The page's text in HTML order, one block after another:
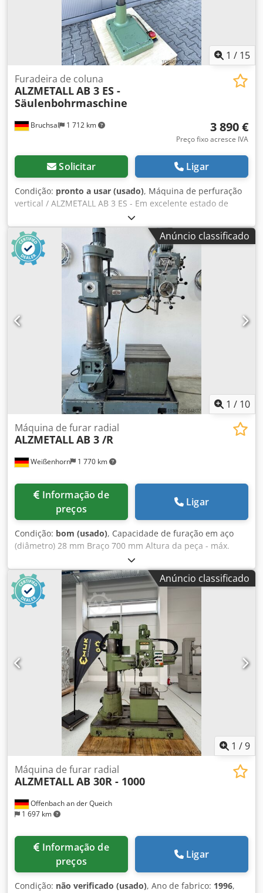
1 / 15
Bruchsal 1 712 km
Furadeira de coluna
ALZMETALLAB 3 ES -
Säulenbohrmaschine
3 890 €
Preço fixo acresce IVA
Solicitar Ligar
Condição: pronto a usar (usado), Máquina de perfuração
vertical / ALZMETALL AB 3 ES - Em excelente estado de
conservação, estado original - Capacidade de perfuração /
aço máx. 35 mm - Alcance aprox. 280 mm - Dimensões da
mesa aprox. 600x470 mm - Curso de perfuração aprox. 180
mm - Cone Morse MK 3 - Regulação de velocidade
contínua - Faixa de velocidade 65 - 1750 rpm - Batente de
profundidade de perfuração - Dispositivo de proteção do
eixo - Paragem de emergência - Interruptor de pedal -
Indicador analógico de velocidade - Mandril de perfuração
- Documentação Dwsdpfx Agjzkv N To Nsa Dimensões: C x
L x A 1,2 x 0,8 x 2 metros / Peso aprox. 500 kg Salvo erros e
Anúncio classificado
1 / 10
Weißenhorn 1 770 km
Máquina de furar radial
ALZMETALLAB 3 /R
preços
Ligar
Condição: bom (usado), Capacidade de furação em aço
(diâmetro) 28 mm Braço 700 mm Altura da peça - máx.
1300 mm Cone porta-ferramentas MK3 Avanços 0,1-0,3
mm/rotação Velocidades do eixo 100-1.220 rpm Potência
total necessária 1,4 kW Peso da máquina aprox. 1,3 t
Dimensões aprox. CxLxA 1,8 x 0,8 x 2,3 m incl. mesa cúbica
Dwedpfx Agezfqmco Nea incl. avanço de furação fixação
Anúncio classificado
1 /9
Offenbach an der Queich
1 697 km
Máquina de furar radial
ALZMETALLAB 30R - 1000
preços
Ligar
Condição: não verificado (usado), Ano de fabrico: 1996,